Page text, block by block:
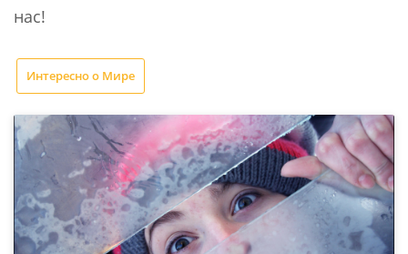
нас!
Интересно о Мире